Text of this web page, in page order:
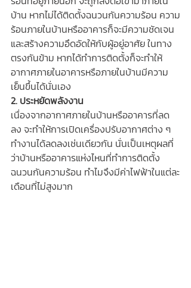
บ้าน หากไม่ได้ติดตั้งฉนวนกันความร้อน ความ
ร้อนภายในบ้านหรืออาคารก็จะมีความชัดเจน
และสร้างความอึดอัดให้กับผู้อยู่อาศัย ในทาง
ตรงกันข้าม หากได้ทำการติดตั้งก็จะทำให้
อากาศภายในอาคารหรือภายในบ้านมีความ
เย็นขึ้นได้นั่นเอง
2. ประหยัดพลังงาน
เนื่องจากอากาศภายในบ้านหรืออาคารที่ลด
ลง จะทำให้การเปิดเครื่องปรับอากาศต่าง ๆ
ทำงานได้ลดลงเช่นเดียวกัน นั่นเป็นเหตุผลที่
ว่าบ้านหรืออาคารแห่งไหนที่ทำการติดตั้ง
ฉนวนกันความร้อน ทำไมจึงมีค่าไฟฟ้าในแต่ละ
เดือนที่ไม่สูงมาก